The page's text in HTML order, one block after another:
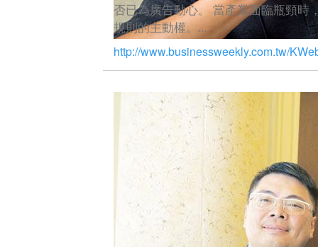
否已為廣告動心。 當產業面臨瓶頸時
規則的主動權。...
http://www.businessweekly.com.tw/